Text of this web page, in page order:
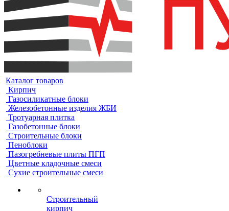
Каталог товаров
Кирпич
Газосиликатные блоки
Железобетонные изделия ЖБИ
Тротуарная плитка
Газобетонные блоки
Строительные блоки
Пеноблоки
Пазогребневые плиты ПГП
Цветные кладочные смеси
Сухие строительные смеси
Строительный
кирпич